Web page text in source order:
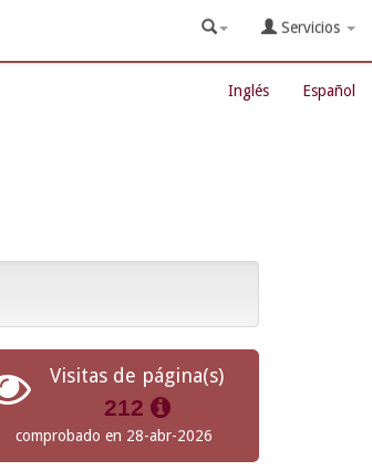
Servicios
Inglés Español
Visitas de página(s)
212
comprobado en 28-abr-2026